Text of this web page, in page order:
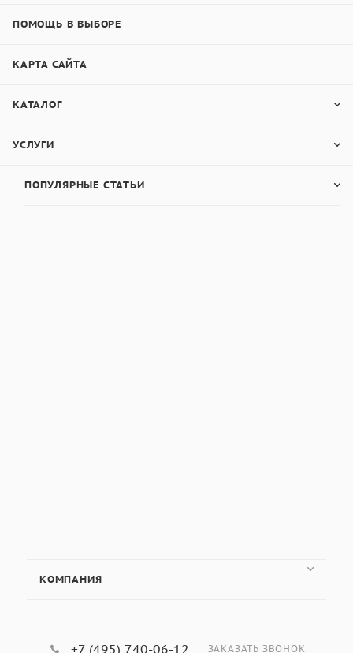
ПОМОЩЬ В ВЫБОРЕ
КАРТА САЙТА
КАТАЛОГ
УСЛУГИ
ПОПУЛЯРНЫЕ СТАТЬИ
КОМПАНИЯ
+7 (495) 740-06-12 ЗАКАЗАТЬ ЗВОНОК